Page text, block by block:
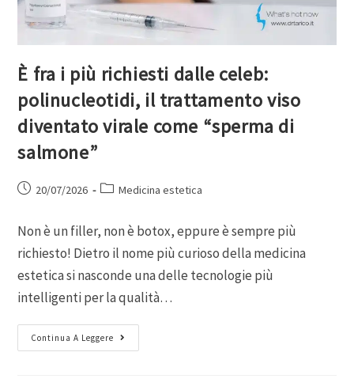
È fra i più richiesti dalle celeb:
polinucleotidi, il trattamento viso
diventato virale come “sperma di
salmone”
20/07/2026 Medicina estetica
Non è un filler, non è botox, eppure è sempre più
richiesto! Dietro il nome più curioso della medicina
estetica si nasconde una delle tecnologie più
intelligenti per la qualità…
Continua A Leggere